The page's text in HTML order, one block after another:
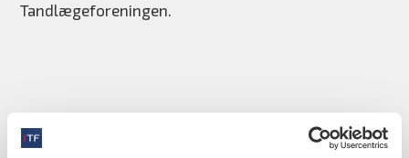
Tandlægeforeningen.